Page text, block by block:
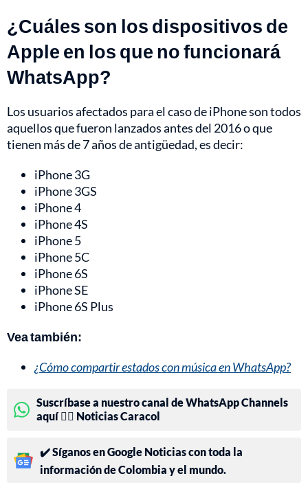
¿Cuáles son los dispositivos de
Apple en los que no funcionará
WhatsApp?
Los usuarios afectados para el caso de iPhone son todos
aquellos que fueron lanzados antes del 2016 o que
tienen más de 7 años de antigüedad, es decir:
iPhone 3G
iPhone 3GS
iPhone 4
iPhone 4S
iPhone 5
iPhone 5C
iPhone 6S
iPhone SE
iPhone 6S Plus
Vea también:
¿Cómo compartir estados con música en WhatsApp?
Suscríbase a nuestro canal de WhatsApp Channels
aquí 👉🏻 Noticias Caracol
✔️ Síganos en Google Noticias con toda la
información de Colombia y el mundo.